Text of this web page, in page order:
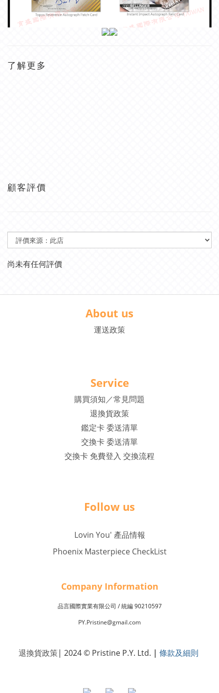
了解更多
顧客評價
尚未有任何評價
About us
運送政策
Service
購買須知／常見問題
退換貨政策
鑑定卡 委送清單
交換卡 委送清單
交換卡 免費登入 交換流程
Follow us
Lovin You' 產品情報
Phoenix Masterpiece CheckList
Company Information
品言國際實業有限公司 /統編90210597
PY.Pristine@gmail.com
退換貨政策| 2024 © Pristine P.Y. Ltd. | 條款及細則